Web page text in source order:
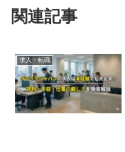
関連記事
求人・転職